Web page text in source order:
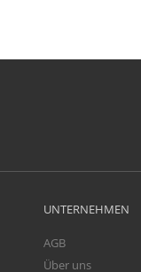
UNTERNEHMEN
AGB
Über uns